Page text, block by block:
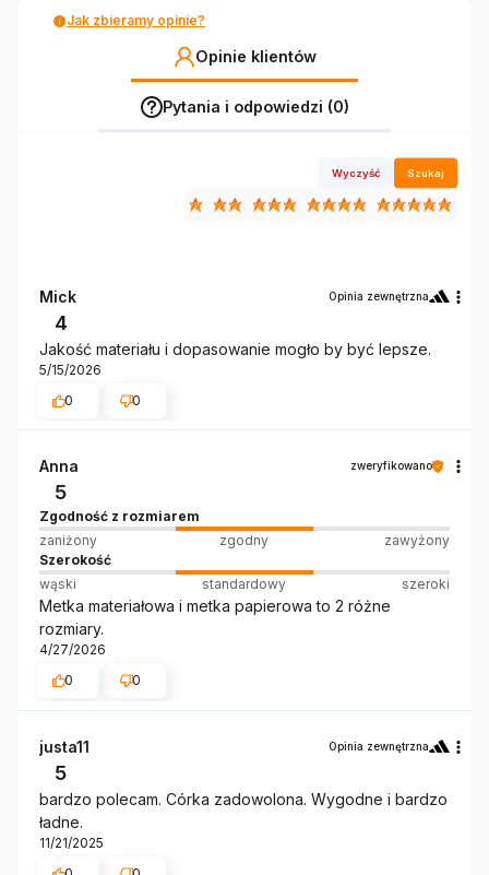
Jak zbieramy opinie?
Opinie klientów
Pytania i odpowiedzi (0)
Wyczyść Szukaj
Mick Opinia zewnętrzna
4
Jakość materiału i dopasowanie mogło by być lepsze.
5/15/2026
0
0
Anna zweryfikowano
5
Zgodność z rozmiarem
zaniżony
zgodny
zawyżony
Szerokość
wąski
standardowy szeroki
Metka materiałowa i metka papierowa to 2 różne
rozmiary.
4/27/2026
0
0
justa11 Opinia zewnętrzna
5
bardzo polecam. Córka zadowolona. Wygodne i bardzo
ładne.
11/21/2025